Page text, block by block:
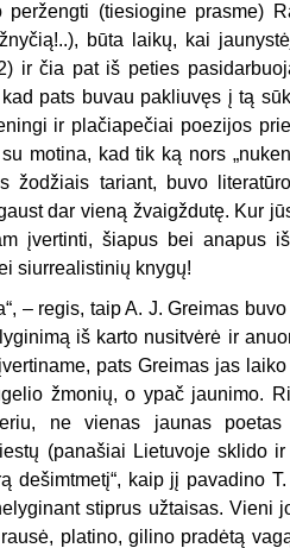
peržengti (tiesiogine prasme)
būta laikų, kai
ir čia pat iš peties
pats buvau pakliuvęs į tą
ir plačiapečiai poezijos
motina, kad tik ką nors
žodžiais tariant, buvo
dar vieną žvaigždutę. Kur
įvertinti, šiapus bei anapus
siurrealistinių knygų!
– regis, taip A. J. Greimas
iš karto nusitvėrė ir
pats Greimas jas
žmonių, o ypač jaunimo.
ne vienas jaunas
(panašiai Lietu­voje sklido
dešimtmetį“, kaip jį pavadino
stiprus užtaisas. Vieni
platino, gilino pradėtą